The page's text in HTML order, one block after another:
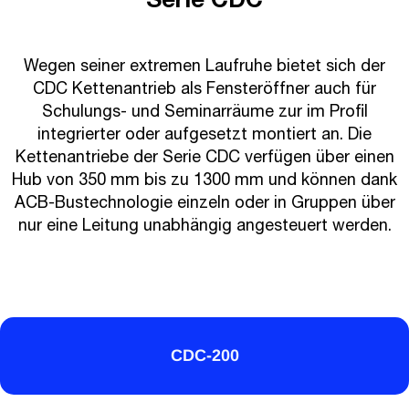
Wegen seiner extremen Laufruhe bietet sich der
CDC Kettenantrieb als Fensteröffner auch für
Schulungs- und Seminarräume zur im Profil
integrierter oder aufgesetzt montiert an. Die
Kettenantriebe der Serie CDC verfügen über einen
Hub von 350 mm bis zu 1300 mm und können dank
ACB-Bustechnologie einzeln oder in Gruppen über
nur eine Leitung unabhängig angesteuert werden.
CDC-200